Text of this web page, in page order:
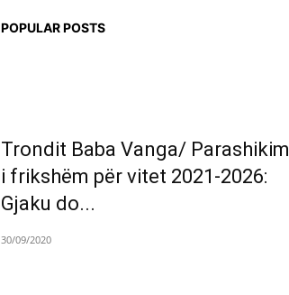
POPULAR POSTS
Trondit Baba Vanga/ Parashikim
i frikshëm për vitet 2021-2026:
Gjaku do...
30/09/2020